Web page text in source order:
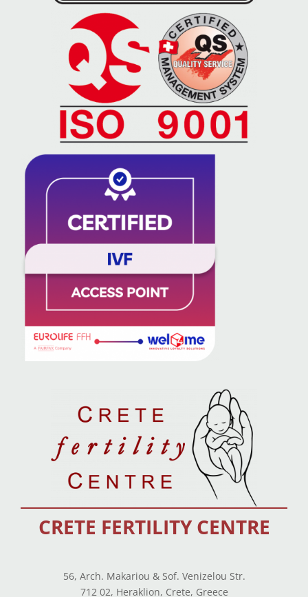
CRETE FERTILITY CENTRE
56, Arch. Makariou & Sof. Venizelou Str.
712 02, Heraklion, Crete, Greece